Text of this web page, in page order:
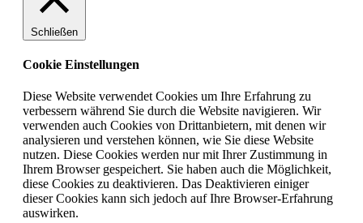
Schließen
Cookie Einstellungen
Diese Website verwendet Cookies um Ihre Erfahrung zu
verbessern während Sie durch die Website navigieren. Wir
verwenden auch Cookies von Drittanbietern, mit denen wir
analysieren und verstehen können, wie Sie diese Website
nutzen. Diese Cookies werden nur mit Ihrer Zustimmung in
Ihrem Browser gespeichert. Sie haben auch die Möglichkeit,
diese Cookies zu deaktivieren. Das Deaktivieren einiger
dieser Cookies kann sich jedoch auf Ihre Browser-Erfahrung
auswirken.